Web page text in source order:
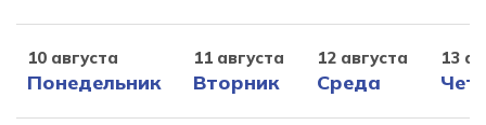
10 августа
Понедельник
11 августа
Вторник
12 августа
Среда
13